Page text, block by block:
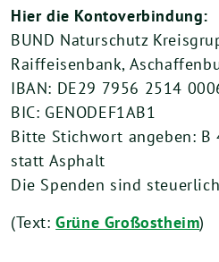
Hier die Kontoverbindung:
BUND Naturschutz
Raiffeisenbank,
IBAN: DE29 7956 2514
BIC: GENODEF1AB1
Bitte Stichwort angeben: B
statt Asphalt
Die Spenden sind
(Text:Grüne Großostheim)